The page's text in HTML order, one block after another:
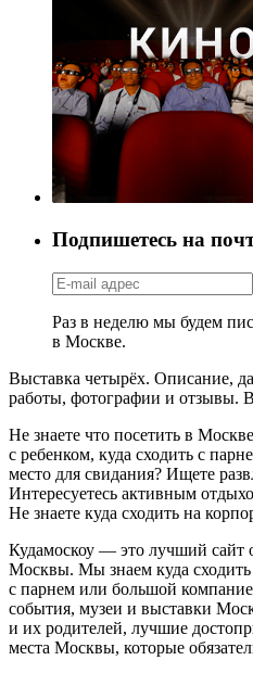
Подпишетесь на
Раз в неделю мы будем
в Москве.
Выставка четырёх. Описание,
работы, фотографии и отзывы.
Не знаете что посетить в
с ребенком, куда сходить с
место для свидания? Ищете
Интересуетесь активным
Не знаете куда сходить на
Кудамоскоу — это лучший сайт
Москвы. Мы знаем куда
с парнем или большой
события, музеи и выставки
и их родителей, лучшие
места Москвы, которые